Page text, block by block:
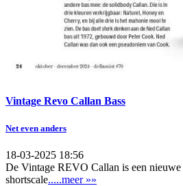
Vintage Revo Callan Bass
Net even anders
18-03-2025 18:56
De Vintage REVO Callan is een nieuwe
shortscale.....meer »»